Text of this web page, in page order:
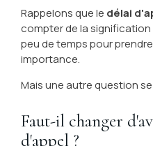
Rappelons que le délai
compter de la
peu de temps pour
importance.
Mais une autre question
Faut-il changer
d'appel ?